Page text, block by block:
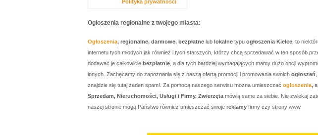
Polityka prywatności
Ogłoszenia regionalne z twojego miasta:
Ogłoszenia, regionalne, darmowe, bezpłatne lub lokalne typu ogłoszenia Kielce , to
internetu tych młodych jak również i tych starszych, którzy chcą sprzedawać w ten sposób
dodawać je całkowicie bezpłatnie , a dla tych bardziej wymagających mamy dużo opcji
innych. Zachęcamy do zapoznania się z naszą ofertą promocji i promowania swoich ogłoszeń
znajdzie się tutaj żaden spam!. Za pomocą naszego serwisu można umieszczać ogłoszenia,
Sprzedam, Nieruchomości, Usługi i Firmy, Zwierzęta mówią same za siebie. Nie zwlekaj
naszej stronie mogą Państwo również umieszczać swoje reklamy firmy czy strony www.